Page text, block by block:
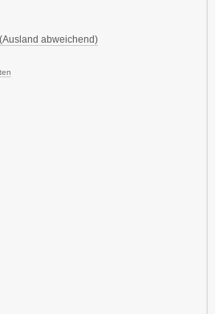
abweichend)